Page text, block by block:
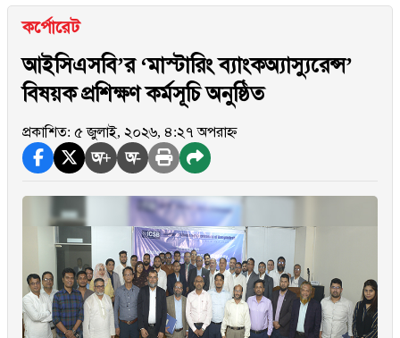
কর্পোরেট
আইসিএসবি’র ‘মাস্টারিং ব্যাংকঅ্যাস্যুরেন্স’
বিষয়ক প্রশিক্ষণ কর্মসূচি অনুষ্ঠিত
প্রকাশিত: ৫ জুলাই, ২০২৬, ৪:২৭ অপরাহ্ন
অ+ অ-